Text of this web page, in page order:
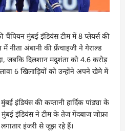
मुंबई इंडियंस टीम में 8 प्लेयर्स की
अंबानी की फ्रेंचाइजी ने गेराल्ड
जबकि दिलशान मदुशंता को 4.6 करोड़
6 खिलाड़ियों को उन्होंने अपने खेमे में
इंडियंस की कप्तानी हार्दिक पांड्या के
इंडियंस ने टीम के तेज गेंदबाज जोफ्रा
इंजरी से जूझ रहे हैं।